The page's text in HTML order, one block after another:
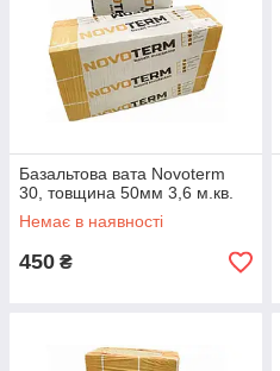
Базальтова вата Novoterm
30, товщина 50мм 3,6 м.кв.
Немає в наявності
450 ₴